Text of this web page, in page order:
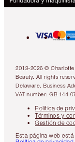
2013-2026 ©
Beauty. All rights
Delaware. Business
VAT number: GB 144
Política de
Términos y
Gestión de
Esta página web